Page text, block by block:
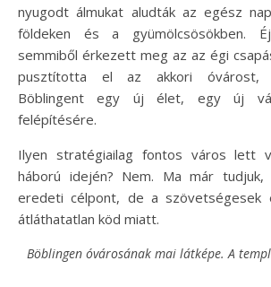
nyugodt álmukat aludták az egész
földeken és a gyümölcsösökben.
semmiből érkezett meg az az égi
pusztította el az akkori óvárost,
Böblingent egy új élet, egy új
felépítésére.
Ilyen stratégiailag fontos város lett
háború idején? Nem. Ma már
eredeti célpont, de a szövetségesek
átláthatatlan köd miatt.
Böblingen óvárosának mai látképe. A